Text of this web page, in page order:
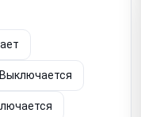
Выключается